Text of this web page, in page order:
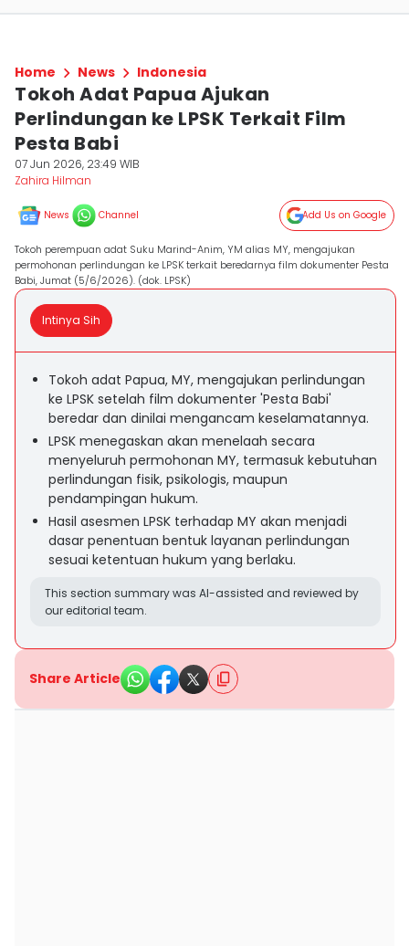
Home News Indonesia
Tokoh Adat Papua Ajukan
Perlindungan ke LPSK Terkait Film
Pesta Babi
07 Jun 2026, 23:49 WIB
Zahira Hilman
News Channel Add Us on Google
Tokoh perempuan adat Suku Marind-Anim, YM alias MY, mengajukan
permohonan perlindungan ke LPSK terkait beredarnya film dokumenter Pesta
Babi, Jumat (5/6/2026). (dok. LPSK)
Intinya Sih
Tokoh adat Papua, MY, mengajukan perlindungan
ke LPSK setelah film dokumenter 'Pesta Babi'
beredar dan dinilai mengancam keselamatannya.
LPSK menegaskan akan menelaah secara
menyeluruh permohonan MY, termasuk kebutuhan
perlindungan fisik, psikologis, maupun
pendampingan hukum.
Hasil asesmen LPSK terhadap MY akan menjadi
dasar penentuan bentuk layanan perlindungan
sesuai ketentuan hukum yang berlaku.
This section summary was AI-assisted and reviewed by
our editorial team.
Share Article